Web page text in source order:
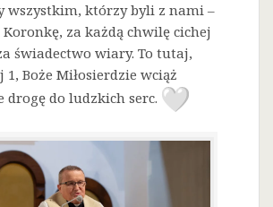
wszystkim, którzy byli z nami –
za każdą chwilę cichej
świadectwo wiary. To tutaj,
Boże Miłosierdzie wciąż
drogę do ludzkich serc.